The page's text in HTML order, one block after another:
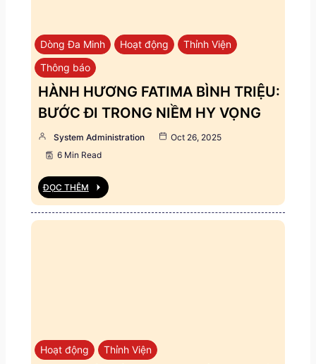
Dòng Đa Minh Hoạt động
Thỉnh Viện
Thông báo
HÀNH HƯƠNG FATIMA BÌNH TRIỆU:
BƯỚC ĐI TRONG NIỀM HY VỌNG
System Administration
Oct 26, 2025
6 Min Read
ĐỌC THÊM
Hoạt động Thỉnh Viện